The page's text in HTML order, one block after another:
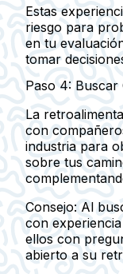
Estas
riesgo para
en tu
tomar
Paso 4: Buscar
La
con
industria para
sobre tus
Consejo: Al
con
ellos con
abierto a su